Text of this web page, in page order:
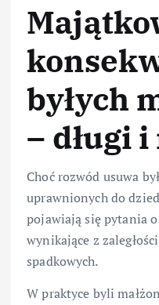
byłych
– długi
Choć rozwód usuwa
uprawnionych do
pojawiają się pytania
wynikające z
spadkowych.
W praktyce byli